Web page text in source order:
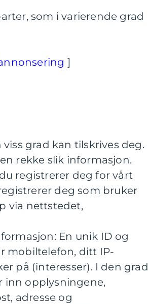
som i varierende grad
]
grad kan tilskrives deg.
rekke slik informasjon.
registrerer deg for vårt
deg som bruker
via nettstedet,
En unik ID og
mobiltelefon, ditt IP-
på (interesser). I den grad
inn opplysningene,
adresse og